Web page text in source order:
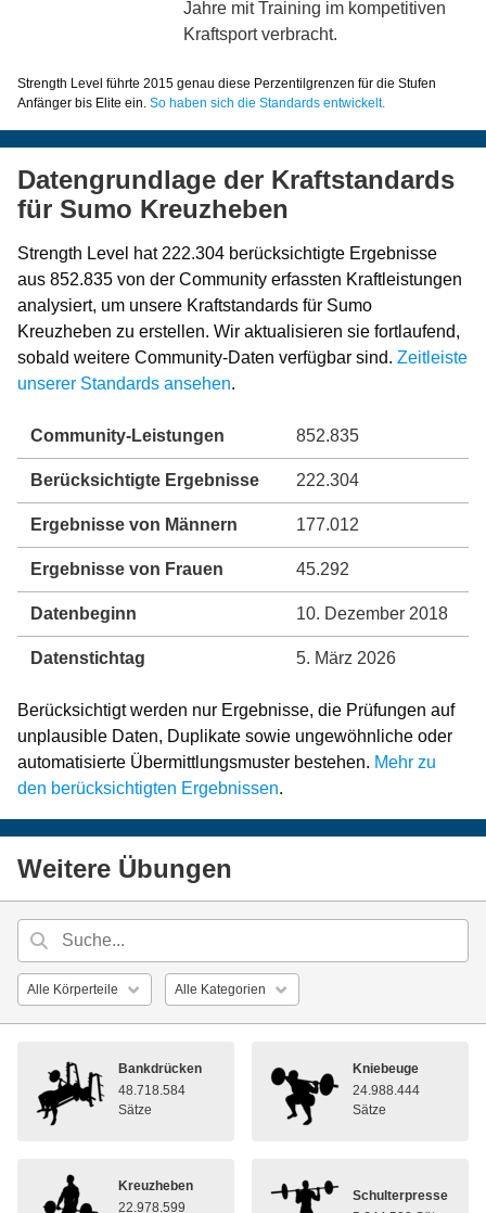
Jahre mit Training im kompetitiven
Kraftsport verbracht.
Strength Level führte 2015 genau diese Perzentilgrenzen für die Stufen
Anfänger bis Elite ein. So haben sich die Standards entwickelt.
Datengrundlage der Kraftstandards
für Sumo Kreuzheben
Strength Level hat 222.304 berücksichtigte Ergebnisse
aus 852.835 von der Community erfassten Kraftleistungen
analysiert, um unsere Kraftstandards für Sumo
Kreuzheben zu erstellen. Wir aktualisieren sie fortlaufend,
sobald weitere Community-Daten verfügbar sind. Zeitleiste
unserer Standards ansehen.
Community-Leistungen 852.835
Berücksichtigte Ergebnisse 222.304
Ergebnisse von Männern 177.012
Ergebnisse von Frauen 45.292
Datenbeginn 10. Dezember 2018
Datenstichtag 5. März 2026
Berücksichtigt werden nur Ergebnisse, die Prüfungen auf
unplausible Daten, Duplikate sowie ungewöhnliche oder
automatisierte Übermittlungsmuster bestehen. Mehr zu
den berücksichtigten Ergebnissen.
Weitere Übungen
Bankdrücken
48.718.584
Sätze
Kniebeuge
24.988.444
Sätze
Kreuzheben
22.978.599
Schulterpresse